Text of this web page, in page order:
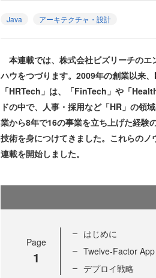
Java アーキテクチャ・設計
本連載では、株式会社ビズリーチのエ
ハウをつづります。2009年の創業以来
「HRTech」は、「FinTech」や「
ドの中で、人事・採用など「HR」の領
業から8年で16の事業を立ち上げた経験
技術を身につけてきました。これらのノ
連載を開始しました。
Page
1
はじめに
Twelve-Factor App
デプロイ戦略